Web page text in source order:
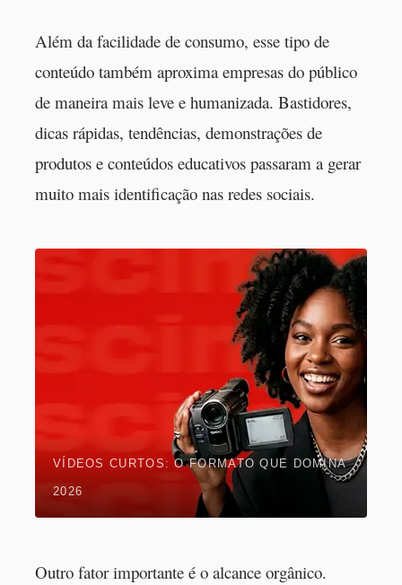
Além da facilidade de consumo, esse tipo de
conteúdo também aproxima empresas do público
de maneira mais leve e humanizada. Bastidores,
dicas rápidas, tendências, demonstrações de
produtos e conteúdos educativos passaram a gerar
muito mais identificação nas redes sociais.
VÍDEOS CURTOS: O FORMATO QUE DOMINA
2026
Outro fator importante é o alcance orgânico.